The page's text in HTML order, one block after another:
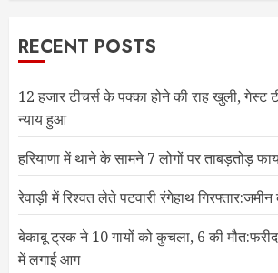
RECENT POSTS
12 हजार टीचर्स के पक्का होने की राह खुली, गेस्ट
न्याय हुआ
हरियाणा में थाने के सामने 7 लोगों पर ताबड़तोड़
रेवाड़ी में रिश्वत लेते पटवारी रंगेहाथ
बेकाबू ट्रक ने 10 गायों को कुचला, 6 की
में लगाई आग